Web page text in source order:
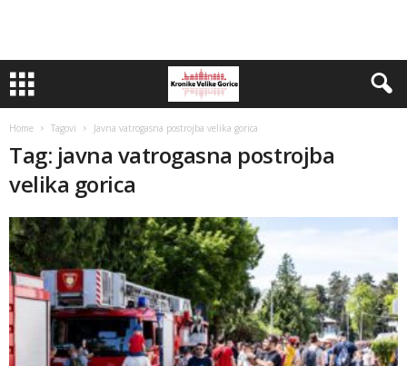
Home Tagovi Javna vatrogasna postrojba velika gorica
Tag: javna vatrogasna postrojba
velika gorica